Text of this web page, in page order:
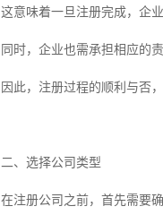
这意味着一旦注册完成，企
同时，企业也需承担相应的
因此，注册过程的顺利与否
二、选择公司类型
在注册公司之前，首先需要